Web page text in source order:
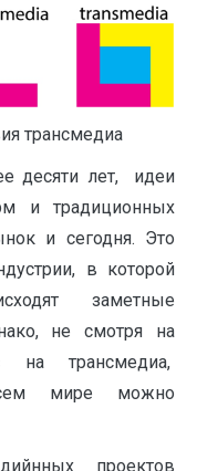
трансмедиа
десяти лет, идеи
и традиционных
и сегодня. Это
в которой
заметные
не смотря на
на трансмедиа,
мире можно
проектов